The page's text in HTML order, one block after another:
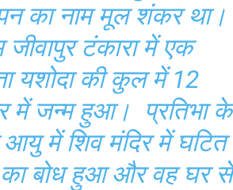
का नाम मूल शंकर था।
जीवापुर टंकारा में एक
यशोदा की कुल में 12
में जन्म हुआ। प्रतिभा के
में शिव मंदिर में घटित
का बोध हुआ और वह घर से